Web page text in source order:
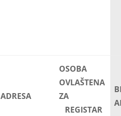
ADRESA
OSOBA
OVLAŠTENA
ZA
REGISTAR